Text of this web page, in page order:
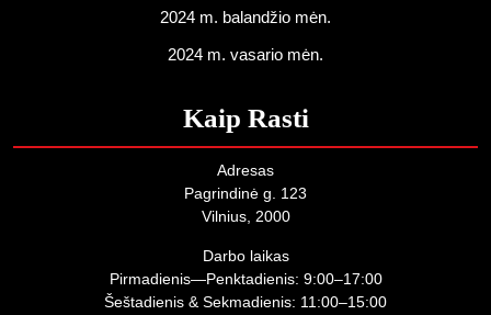
2024 m. balandžio mėn.
2024 m. vasario mėn.
Kaip Rasti
Adresas
Pagrindinė g. 123
Vilnius, 2000
Darbo laikas
Pirmadienis—Penktadienis: 9:00–17:00
Šeštadienis & Sekmadienis: 11:00–15:00